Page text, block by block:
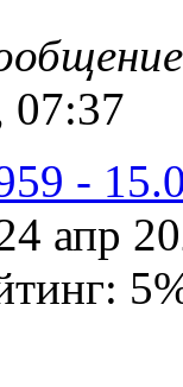
07:37
-
апр